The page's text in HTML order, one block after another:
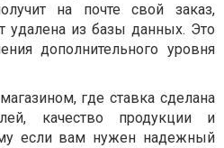
на почте свой заказ,
удалена из базы данных. Это
дополнительного уровня
где ставка сделана
качество продукции и
если вам нужен надежный